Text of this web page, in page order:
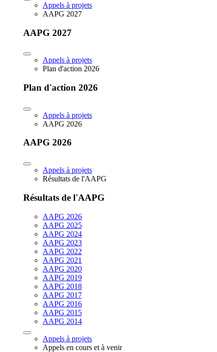
Appels à projets
AAPG 2027
AAPG 2027
Appels à projets
Plan d'action 2026
Plan d'action 2026
Appels à projets
AAPG 2026
AAPG 2026
Appels à projets
Résultats de l'AAPG
Résultats de l'AAPG
AAPG 2026
AAPG 2025
AAPG 2024
AAPG 2023
AAPG 2022
AAPG 2021
AAPG 2020
AAPG 2019
AAPG 2018
AAPG 2017
AAPG 2016
AAPG 2015
AAPG 2014
Appels à projets
Appels en cours et à venir